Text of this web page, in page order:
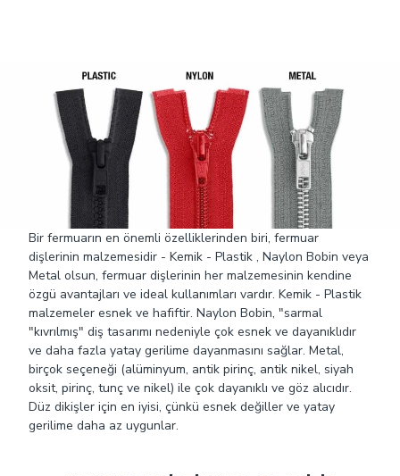
Bir fermuarın en önemli özelliklerinden biri, fermuar
dişlerinin malzemesidir - Kemik - Plastik , Naylon Bobin veya
Metal olsun, fermuar dişlerinin her malzemesinin kendine
özgü avantajları ve ideal kullanımları vardır. Kemik - Plastik
malzemeler esnek ve hafiftir. Naylon Bobin, "sarmal
"kıvrılmış" diş tasarımı nedeniyle çok esnek ve dayanıklıdır
ve daha fazla yatay gerilime dayanmasını sağlar. Metal,
birçok seçeneği (alüminyum, antik pirinç, antik nikel, siyah
oksit, pirinç, tunç ve nikel) ile çok dayanıklı ve göz alıcıdır.
Düz dikişler için en iyisi, çünkü esnek değiller ve yatay
gerilime daha az uygunlar.